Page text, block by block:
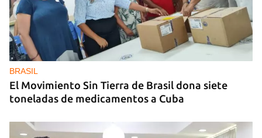
BRASIL
El Movimiento Sin Tierra de Brasil dona siete
toneladas de medicamentos a Cuba